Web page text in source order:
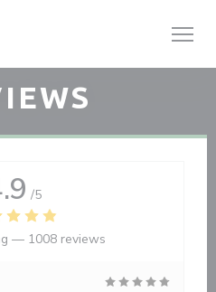
/5
— 1008 reviews